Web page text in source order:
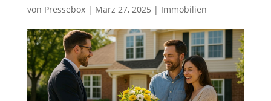
von Pressebox| März 27, 2025 | Immobilien